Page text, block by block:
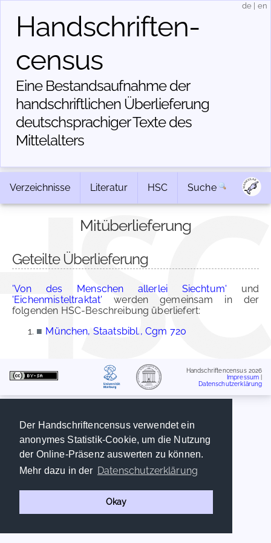
Der Handschriftencensus verwendet ein
anonymes Statistik-Cookie, um die Nutzung
der Online-Präsenz auswerten zu können.
Mehr dazu in der Datenschutzerklärung
Okay
Handschriften­
census
Eine Bestandsaufnahme der
handschriftlichen Über­lieferung
deutschsprachiger Texte des
Mittelalters
de en
Verzeichnisse Literatur HSC Suche
Mitüberlieferung
Geteilte Überlieferung
'Von des Menschen allerlei Siechtum' und
'Eichenmisteltraktat' werden gemeinsam in der
folgenden HSC-Beschreibung überliefert:
■ München, Staatsbibl., Cgm 720
Handschriftencensus 2026
Impressum
Datenschutzerklärung